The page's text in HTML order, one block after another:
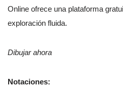
Online ofrece una plataforma
exploración fluida.
Dibujar ahora
Notaciones: